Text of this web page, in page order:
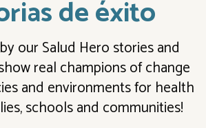
de éxito
our Salud Hero stories and
real champions of change
and environments for health
schools and communities!